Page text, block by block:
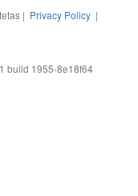
| Privacy Policy |
build 1955-8e18f64